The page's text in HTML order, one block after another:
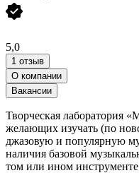
5,0
1 отзыв
О компании
Вакансии
Творческая лаборатория
желающих изучать (по
джазовую и популярную
наличия базовой
том или ином